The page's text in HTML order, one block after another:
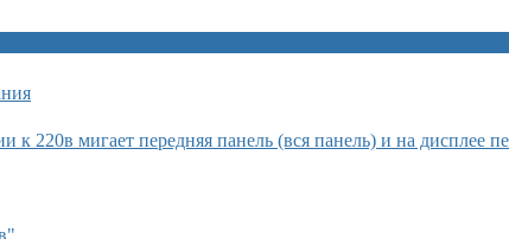
220в мигает передняя панель (вся панель) и на дисплее